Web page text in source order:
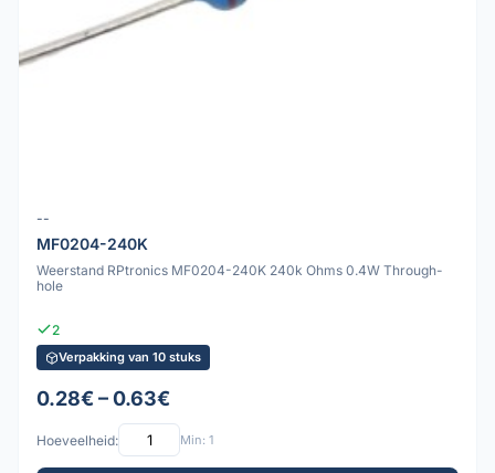
--
MF0204-240K
Weerstand RPtronics MF0204-240K 240k Ohms 0.4W Through-
hole
2
Verpakking van 10 stuks
0.28€ – 0.63€
Hoeveelheid: Min: 1